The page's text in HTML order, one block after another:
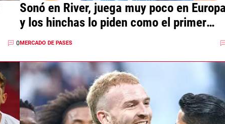
0
Sonó en River, juega muy poco en
y los hinchas lo piden como el primer
refuerzo del 2026
MERCADO DE PASES